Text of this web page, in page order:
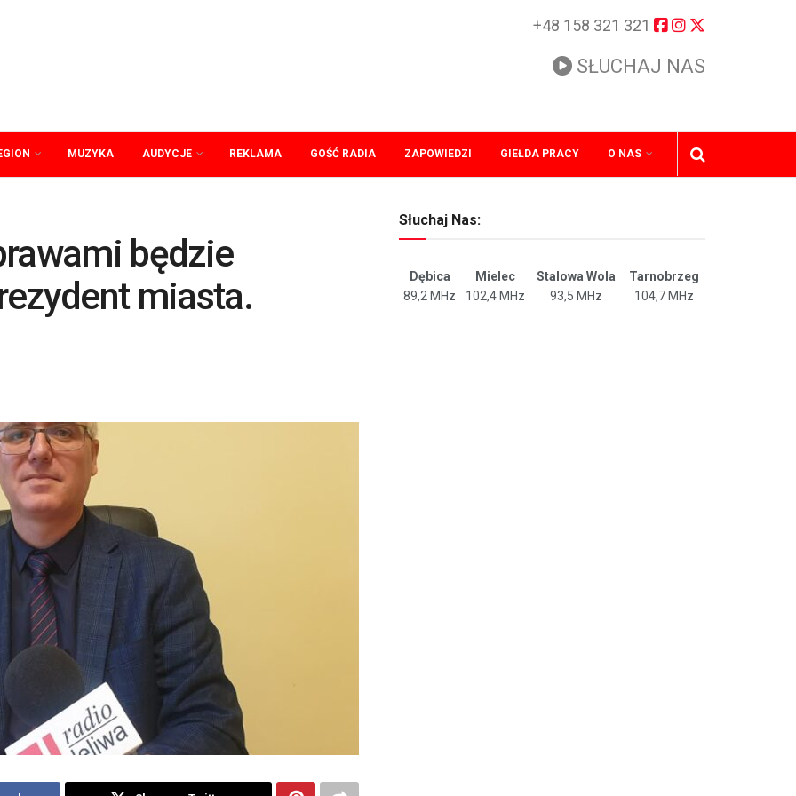
+48 158 321 321
SŁUCHAJ NAS
MUZYKA AUDYCJE REKLAMA GOŚĆ RADIA ZAPOWIEDZI GIEŁDA PRACY O NAS
będzie
miasta.
Słuchaj Nas:
Dębica Mielec Stalowa Wola
Tarnobrzeg
89,2 MHz
102,4 MHz 93,5 MHz 104,7 MHz